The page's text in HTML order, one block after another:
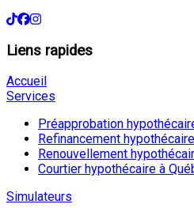
Liens rapides
Accueil
Services
Préapprobation
Refinancement
Renouvellement
Courtier hypothécaire à
Simulateurs